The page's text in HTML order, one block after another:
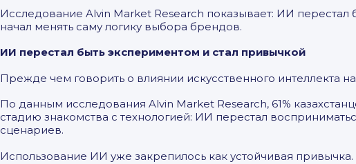
Исследование Alvin Market Research показывает: ИИ
начал менять саму логику выбора брендов.
ИИ перестал быть экспериментом и стал привычкой
Прежде чем говорить о влиянии искусственного интеллекта
По данным исследования Alvin Market Research, 61%
стадию знакомства с технологией: ИИ перестал
сценариев.
Использование ИИ уже закрепилось как устойчивая привычка.